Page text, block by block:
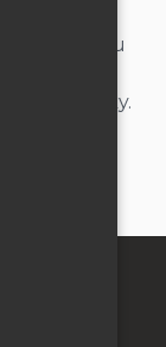
nás rovnou
podmínky.